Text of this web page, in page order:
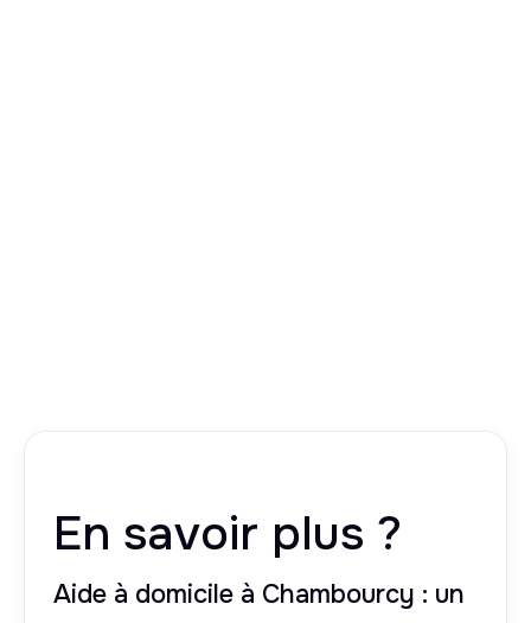
En savoir plus ?
Aide à domicile à Chambourcy : un